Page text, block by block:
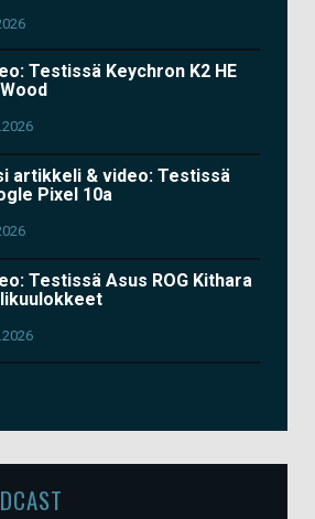
Testissä Keychron K2 HE
artikkeli & video: Testissä
Pixel 10a
Testissä Asus ROG Kithara